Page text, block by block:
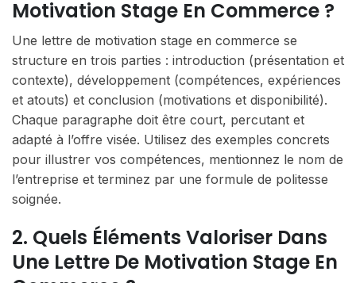
Motivation Stage En Commerce ?
Une lettre de motivation stage en commerce se
structure en trois parties : introduction (présentation et
contexte), développement (compétences, expériences
et atouts) et conclusion (motivations et disponibilité).
Chaque paragraphe doit être court, percutant et
adapté à l’offre visée. Utilisez des exemples concrets
pour illustrer vos compétences, mentionnez le nom de
l’entreprise et terminez par une formule de politesse
soignée.
2. Quels Éléments Valoriser Dans
Une Lettre De Motivation Stage En